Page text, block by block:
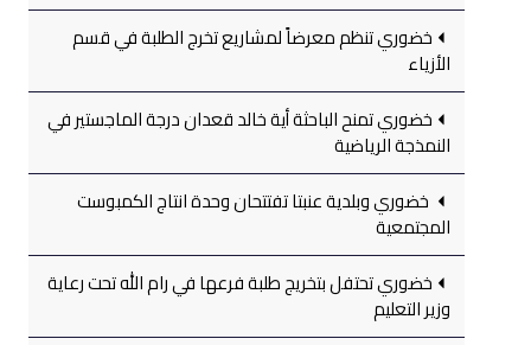
خضوري تنظم معرضاً لمشاريع تخرج الطلبة في قسم
الأزياء
خضوري تمنح الباحثة أية خالد قعدان درجة الماجستير في
النمذجة الرياضية
خضوري وبلدية عنبتا تفتتحان وحدة انتاج الكمبوست
المجتمعية
خضوري تحتفل بتخريج طلبة فرعها في رام الله تحت رعاية
وزير التعليم